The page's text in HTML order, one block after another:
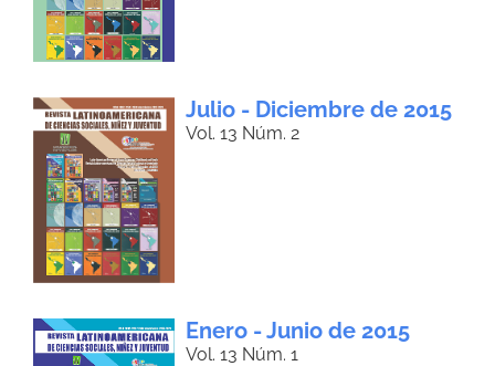
Julio - Diciembre de 2015
Vol. 13 Núm. 2
Enero - Junio de 2015
Vol. 13 Núm. 1